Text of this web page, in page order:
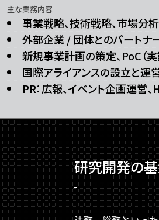
主な業務内容
事業戦略、技術戦略、市場分析
外部企業 / 団体とのパートナ
新規事業計画の策定、PoC（
国際アライアンスの設立と運
PR：広報、イベント企画運営
研究開発の基